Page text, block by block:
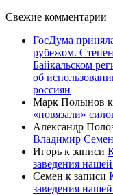
Свежие комментарии
ГосДума
рубежом.
Байкальском
об
россиян
Марк Полынов
«повязали»
Александр
Владимир
Игорь к записи
заведения
Семен к записи
заведения